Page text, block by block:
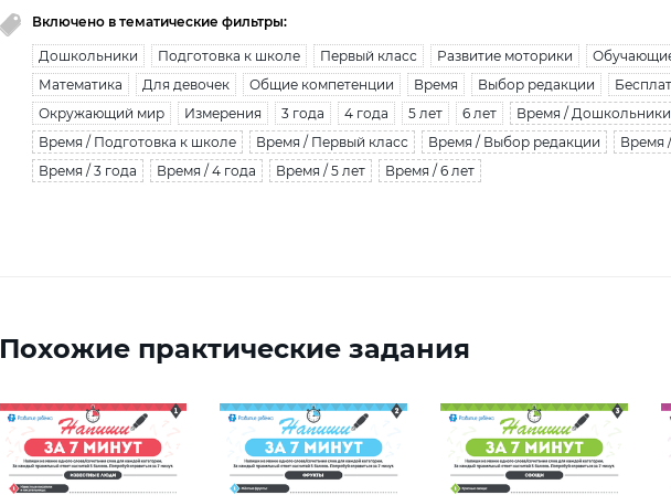
Включено в тематические фильтры:
Дошкольники Подготовка к школе Первый класс Развитие моторики
Математика
Для девочек Общие компетенции Время Выбор редакции
Окружающий мир
Измерения 3 года 4 года 5 лет 6 лет
Время / Дошкольники
Время / Подготовка к школе
Время / Первый класс Время / Выбор редакции
Время
Время / 3 года
Время / 4 года Время / 5 лет Время / 6 лет
Похожие практические задания